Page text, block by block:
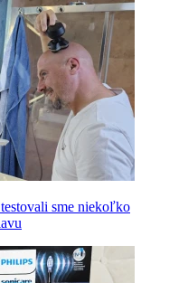
sme niekoľko